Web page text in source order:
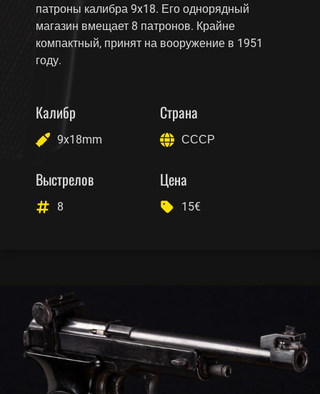
патроны калибра 9x18. Его однорядный
магазин вмещает 8 патронов. Крайне
компактный, принят на вооружение в 1951
году.
Калибр
9x18mm
Страна
СССР
Выстрелов
8
Цена
15€